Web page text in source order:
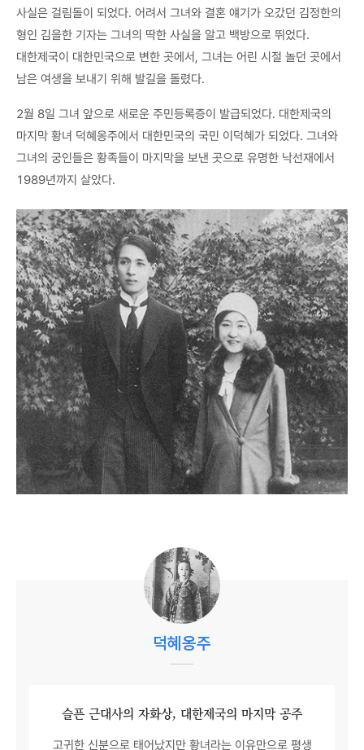
사실은 걸림돌이 되었다. 어려서 그녀와 결혼 얘기가 오갔던 김정한의
형인 김을한 기자는 그녀의 딱한 사실을 알고 백방으로 뛰었다.
대한제국이 대한민국으로 변한 곳에서, 그녀는 어린 시절 놀던 곳에서
남은 여생을 보내기 위해 발길을 돌렸다.
2월 8일 그녀 앞으로 새로운 주민등록증이 발급되었다. 대한제국의
마지막 황녀 덕혜옹주에서 대한민국의 국민 이덕혜가 되었다. 그녀와
그녀의 궁인들은 황족들이 마지막을 보낸 곳으로 유명한 낙선재에서
1989년까지 살았다.
덕혜옹주
슬픈 근대사의 자화상, 대한제국의 마지막 공주
고귀한 신분으로 태어났지만 황녀라는 이유만으로 평생